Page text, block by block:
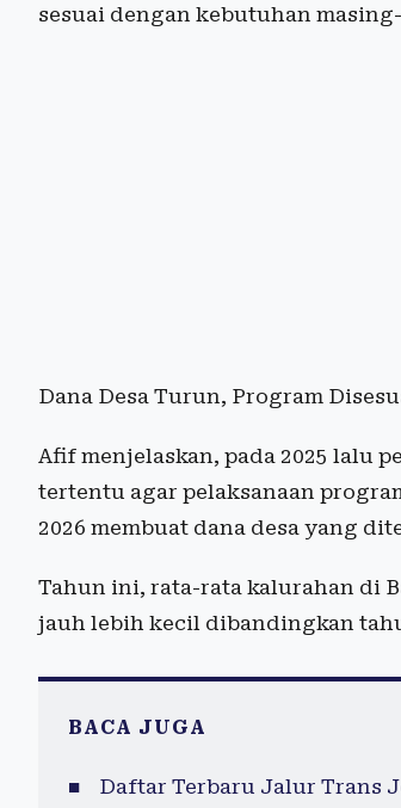
sesuai dengan kebutuhan
Dana Desa Turun, Program
Afif menjelaskan, pada 2025 lalu
tertentu agar pelaksanaan
2026 membuat dana desa yang
Tahun ini, rata-rata kalurahan di
jauh lebih kecil dibandingkan
BACA JUGA
Daftar Terbaru Jalur Trans